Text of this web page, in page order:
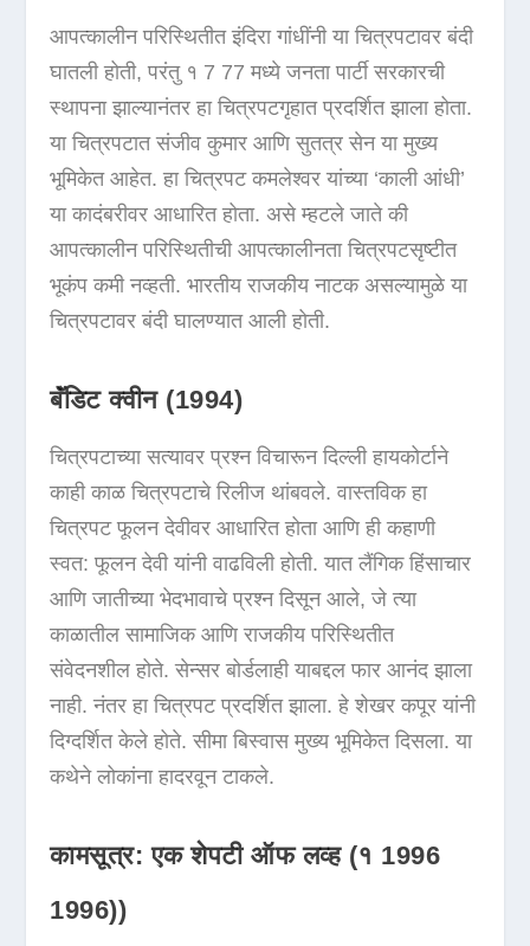
आपत्कालीन परिस्थितीत इंदिरा गांधींनी या चित्रपटावर बंदी
घातली होती, परंतु १ 7 77 मध्ये जनता पार्टी सरकारची
स्थापना झाल्यानंतर हा चित्रपटगृहात प्रदर्शित झाला होता.
या चित्रपटात संजीव कुमार आणि सुतत्र सेन या मुख्य
भूमिकेत आहेत. हा चित्रपट कमलेश्वर यांच्या ‘काली आंधी’
या कादंबरीवर आधारित होता. असे म्हटले जाते की
आपत्कालीन परिस्थितीची आपत्कालीनता चित्रपटसृष्टीत
भूकंप कमी नव्हती. भारतीय राजकीय नाटक असल्यामुळे या
चित्रपटावर बंदी घालण्यात आली होती.
बॅंडिट क्वीन (1994)
चित्रपटाच्या सत्यावर प्रश्न विचारून दिल्ली हायकोर्टाने
काही काळ चित्रपटाचे रिलीज थांबवले. वास्तविक हा
चित्रपट फूलन देवीवर आधारित होता आणि ही कहाणी
स्वत: फूलन देवी यांनी वाढविली होती. यात लैंगिक हिंसाचार
आणि जातीच्या भेदभावाचे प्रश्न दिसून आले, जे त्या
काळातील सामाजिक आणि राजकीय परिस्थितीत
संवेदनशील होते. सेन्सर बोर्डलाही याबद्दल फार आनंद झाला
नाही. नंतर हा चित्रपट प्रदर्शित झाला. हे शेखर कपूर यांनी
दिग्दर्शित केले होते. सीमा बिस्वास मुख्य भूमिकेत दिसला. या
कथेने लोकांना हादरवून टाकले.
कामसूत्र: एक शेपटी ऑफ लव्ह (१ 1996
1996))